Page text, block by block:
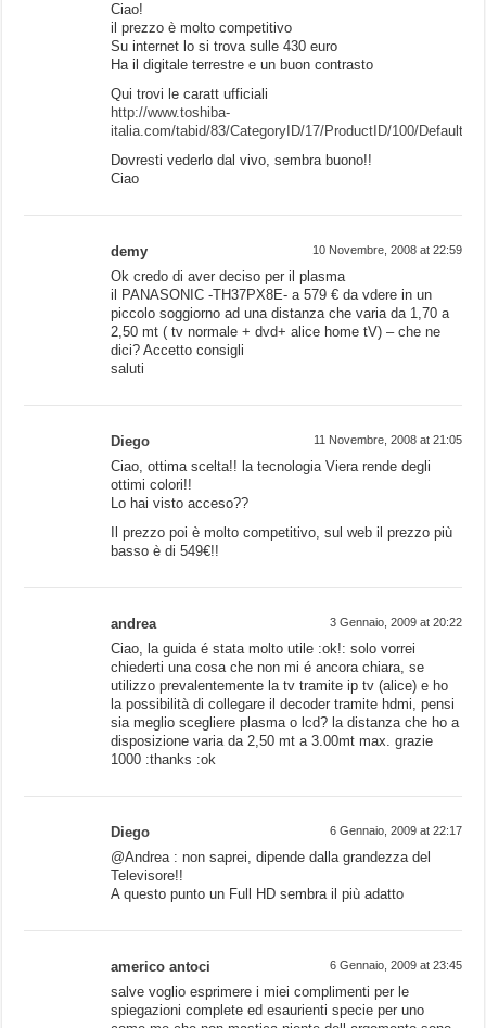
Ciao!
il prezzo è molto competitivo
Su internet lo si trova sulle 430 euro
Ha il digitale terrestre e un buon contrasto
Qui trovi le caratt ufficiali
http://www.toshiba-
italia.com/tabid/83/CategoryID/17/ProductID/100/
Dovresti vederlo dal vivo, sembra buono!!
Ciao
demy 10 Novembre, 2008 at 22:59
Ok credo di aver deciso per il plasma
il PANASONIC -TH37PX8E- a 579 € da vdere in un
piccolo soggiorno ad una distanza che varia da 1,70 a
2,50 mt ( tv normale + dvd+ alice home tV) – che ne
dici? Accetto consigli
saluti
Diego 11 Novembre, 2008 at 21:05
Ciao, ottima scelta!! la tecnologia Viera rende degli
ottimi colori!!
Lo hai visto acceso??
Il prezzo poi è molto competitivo, sul web il prezzo più
basso è di 549€!!
andrea 3 Gennaio, 2009 at 20:22
Ciao, la guida é stata molto utile :ok!: solo vorrei
chiederti una cosa che non mi é ancora chiara, se
utilizzo prevalentemente la tv tramite ip tv (alice) e ho
la possibilità di collegare il decoder tramite hdmi, pensi
sia meglio scegliere plasma o lcd? la distanza che ho a
disposizione varia da 2,50 mt a 3.00mt max. grazie
1000 :thanks :ok
Diego 6 Gennaio, 2009 at 22:17
@Andrea : non saprei, dipende dalla grandezza del
Televisore!!
A questo punto un Full HD sembra il più adatto
americo antoci 6 Gennaio, 2009 at 23:45
salve voglio esprimere i miei complimenti per le
spiegazioni complete ed esaurienti specie per uno